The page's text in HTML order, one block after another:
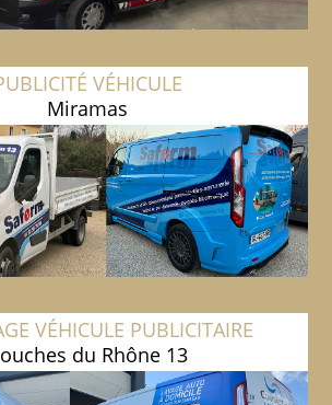
VÉHICULE
Miramas
VÉHICULE PUBLICITAIRE
du Rhône 13